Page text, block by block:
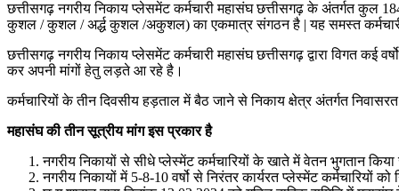
छत्तीसगढ़ नगरीय निकाय प्लेसमेंट कर्मचारी महासंघ छत्तीसगढ़ के अंतर्गत कुल
कुशल / कुशल / अर्द्ध कुशल /अकुशल) का एकमात्र संगठन है | यह समस्त कर्मचारी
छत्तीसगढ़ नगरीय निकाय प्लेसमेंट कर्मचारी महासंघ छत्तीसगढ़ द्वारा विगत
कर अपनी मांगों हेतु लड़ते आ रहे है।
कर्मचारियों के तीन दिवसीय हड़ताल में बैठ जाने से निकाय क्षेत्र अंतर्गत
महासंघ की तीन सूत्रीय मांग इस प्रकार है
नगरीय निकायों से सीधे प्लेस्मेंट कर्मचारियों के खाते में वेतन भुगतान किया
नगरीय निकायों में 5-8-10 वर्षो से निरंतर कार्यरत प्लेस्मेंट कर्मचारियों को